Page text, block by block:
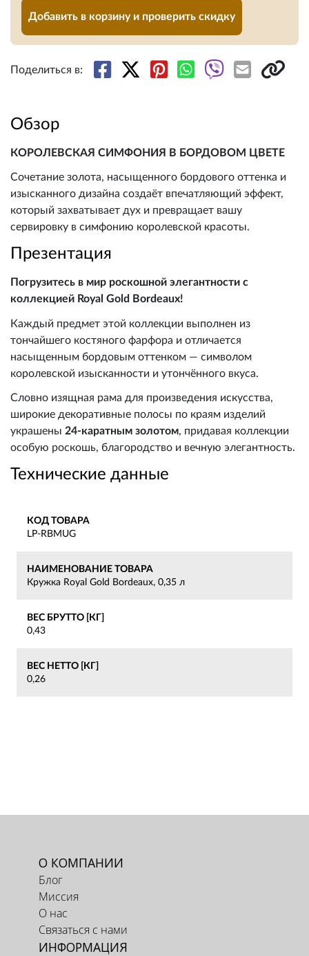
Добавить в корзину и проверить скидку
Поделиться в:
Обзор
КОРОЛЕВСКАЯ СИМФОНИЯ В БОРДОВОМ ЦВЕТЕ
Сочетание золота, насыщенного бордового оттенка и
изысканного дизайна создаёт впечатляющий эффект,
который захватывает дух и превращает вашу
сервировку в симфонию королевской красоты.
Презентация
Погрузитесь в мир роскошной элегантности с
коллекцией Royal Gold Bordeaux!
Каждый предмет этой коллекции выполнен из
тончайшего костяного фарфора и отличается
насыщенным бордовым оттенком — символом
королевской изысканности и утончённого вкуса.
Словно изящная рама для произведения искусства,
широкие декоративные полосы по краям изделий
украшены 24-каратным золотом, придавая коллекции
особую роскошь, благородство и вечную элегантность.
Технические данные
КОД ТОВАРА
LP-RBMUG
НАИМЕНОВАНИЕ ТОВАРА
Кружка Royal Gold Bordeaux, 0,35 л
ВЕС БРУТТО [КГ]
0,43
ВЕС НЕТТО [КГ]
0,26
О КОМПАНИИ
Блог
Миссия
О нас
Связаться с нами
ИНФОРМАЦИЯ